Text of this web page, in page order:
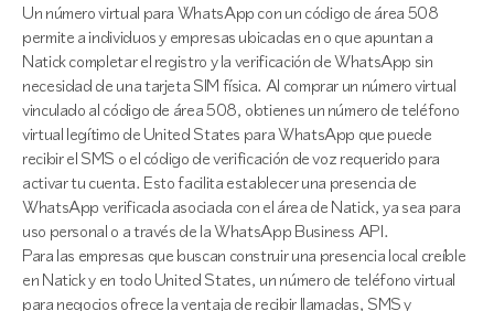
Un número virtual para WhatsApp con un código de área 508
permite a individuos y empresas ubicadas en o que apuntan a
Natick completar el registro y la verificación de WhatsApp sin
necesidad de una tarjeta SIM física. Al comprar un número virtual
vinculado al código de área 508, obtienes un número de teléfono
virtual legítimo de United States para WhatsApp que puede
recibir el SMS o el código de verificación de voz requerido para
activar tu cuenta. Esto facilita establecer una presencia de
WhatsApp verificada asociada con el área de Natick, ya sea para
uso personal o a través de la WhatsApp Business API.
Para las empresas que buscan construir una presencia local creíble
en Natick y en todo United States, un número de teléfono virtual
para negocios ofrece la ventaja de recibir llamadas, SMS y